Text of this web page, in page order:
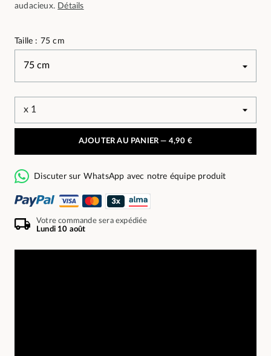
audacieux. Détails
Taille : 75 cm
AJOUTER AU PANIER — 4,90 €
Discuter sur WhatsApp avec notre équipe produit
Votre commande sera expédiée
Lundi 10 août